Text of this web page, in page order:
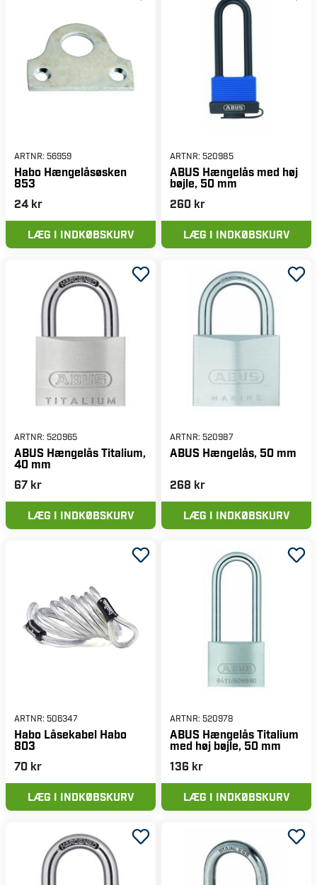
ARTNR: 56959
Habo Hængelåsøsken
853
24 kr
LÆG I INDKØBSKURV
ARTNR: 520985
ABUS Hængelås med høj
bøjle, 50 mm
260 kr
LÆG I INDKØBSKURV
ARTNR: 520965
ABUS Hængelås Titalium,
40 mm
67 kr
LÆG I INDKØBSKURV
ARTNR: 520987
ABUS Hængelås, 50 mm
268 kr
LÆG I INDKØBSKURV
ARTNR: 506347
Habo Låsekabel Habo
803
70 kr
LÆG I INDKØBSKURV
ARTNR: 520978
ABUS Hængelås Titalium
med høj bøjle, 50 mm
136 kr
LÆG I INDKØBSKURV